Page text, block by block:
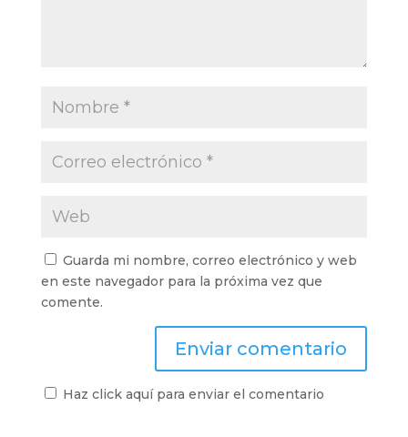
Guarda mi nombre, correo electrónico y web
en este navegador para la próxima vez que
comente.
Haz click aquí para enviar el comentario